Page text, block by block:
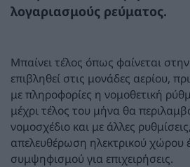
λογαριασμούς ρεύματος.
Μπαίνει τέλος όπως φαίνεται
επιβληθεί στις μονάδες αερίου,
με πληροφορίες η νομοθετική
μέχρι τέλος του μήνα θα
νομοσχέδιο και με άλλες
απελευθέρωση ηλεκτρικού χώρου
συμψηφισμού για επιχειρήσεις.